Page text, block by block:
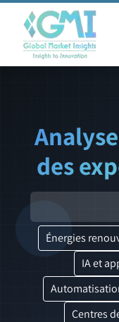
des
Énergies
IA et
Centres